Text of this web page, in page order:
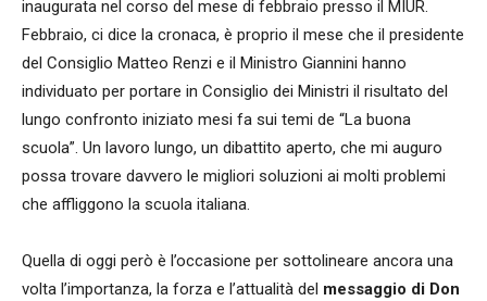
inaugurata nel corso del mese di febbraio presso il MIUR.
Febbraio, ci dice la cronaca, è proprio il mese che il presidente
del Consiglio Matteo Renzi e il Ministro Giannini hanno
individuato per portare in Consiglio dei Ministri il risultato del
lungo confronto iniziato mesi fa sui temi de “La buona
scuola”. Un lavoro lungo, un dibattito aperto, che mi auguro
possa trovare davvero le migliori soluzioni ai molti problemi
che affliggono la scuola italiana.
Quella di oggi però è l’occasione per sottolineare ancora una
volta l’importanza, la forza e l’attualità del messaggio di Don